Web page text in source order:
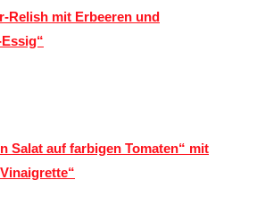
Relish mit Erbeeren und
Salat auf farbigen Tomaten“ mit